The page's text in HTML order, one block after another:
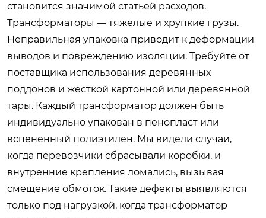
становится значимой статьей расходов.
Трансформаторы — тяжелые и хрупкие грузы.
Неправильная упаковка приводит к деформации
выводов и повреждению изоляции. Требуйте от
поставщика использования деревянных
поддонов и жесткой картонной или деревянной
тары. Каждый трансформатор должен быть
индивидуально упакован в пенопласт или
вспененный полиэтилен. Мы видели случаи,
когда перевозчики сбрасывали коробки, и
внутренние крепления ломались, вызывая
смещение обмоток. Такие дефекты выявляются
только под нагрузкой, когда трансформатор